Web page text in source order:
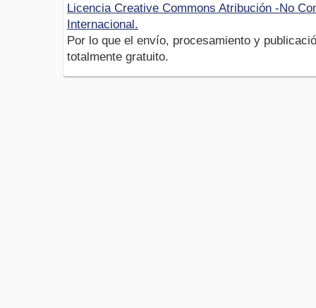
Licencia Creative Commons Atribución -No
Internacional.
Por lo que el envío, procesamiento y
totalmente gratuito.